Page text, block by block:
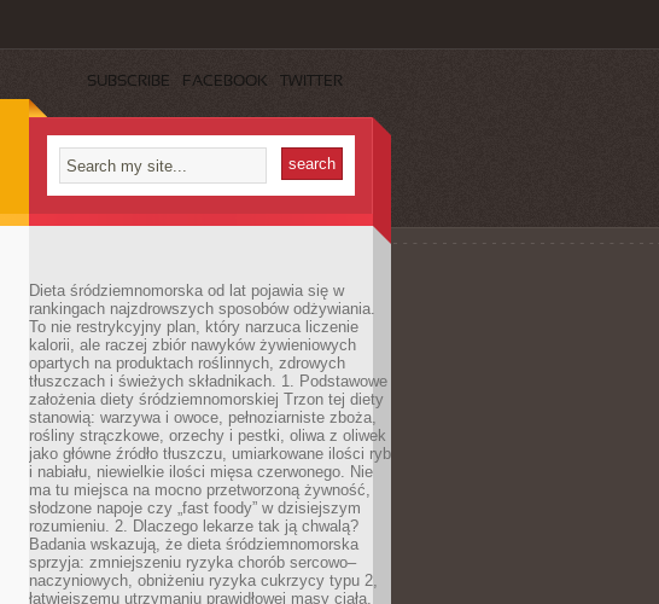
SUBSCRIBE FACEBOOK TWITTER
Dieta śródziemnomorska od lat pojawia się w
rankingach najzdrowszych sposobów odżywiania.
To nie restrykcyjny plan, który narzuca liczenie
kalorii, ale raczej zbiór nawyków żywieniowych
opartych na produktach roślinnych, zdrowych
tłuszczach i świeżych składnikach. 1. Podstawowe
założenia diety śródziemnomorskiej Trzon tej diety
stanowią: warzywa i owoce, pełnoziarniste zboża,
rośliny strączkowe, orzechy i pestki, oliwa z oliwek
jako główne źródło tłuszczu, umiarkowane ilości ryb
i nabiału, niewielkie ilości mięsa czerwonego. Nie
ma tu miejsca na mocno przetworzoną żywność,
słodzone napoje czy „fast foody” w dzisiejszym
rozumieniu. 2. Dlaczego lekarze tak ją chwalą?
Badania wskazują, że dieta śródziemnomorska
sprzyja: zmniejszeniu ryzyka chorób sercowo–
naczyniowych, obniżeniu ryzyka cukrzycy typu 2,
łatwiejszemu utrzymaniu prawidłowej masy ciała,